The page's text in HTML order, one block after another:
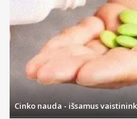
Cinko nauda - išsamus